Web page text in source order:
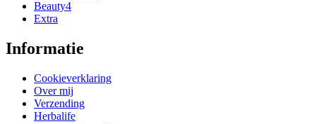
Beauty4
Extra
Informatie
Cookieverklaring
Over mij
Verzending
Herbalife